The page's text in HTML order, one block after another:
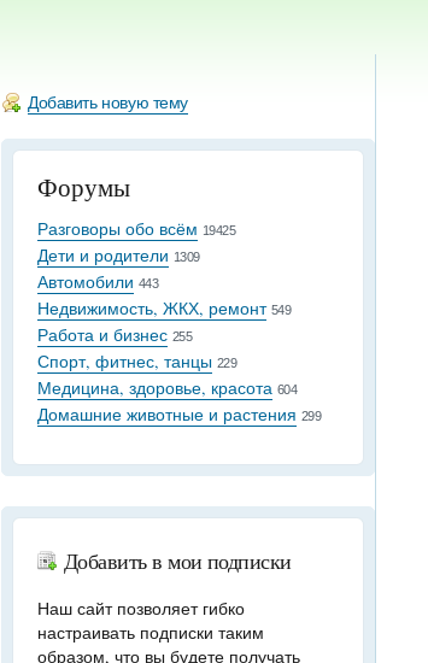
Добавить новую тему
Форумы
Разговоры обо всём 19425
Дети и родители 1309
Автомобили 443
Недвижимость, ЖКХ, ремонт 549
Работа и бизнес 255
Спорт, фитнес, танцы 229
Медицина, здоровье, красота 604
Домашние животные и растения 299
Добавить в мои подписки
Наш сайт позволяет гибко
настраивать подписки таким
образом, что вы будете получать